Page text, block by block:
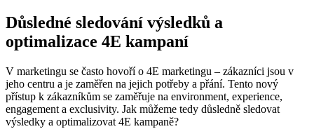
Důsledné sledování výsledků a
optimalizace 4E kampaní
V marketingu se často hovoří o 4E marketingu – zákazníci jsou v
jeho centru a je zaměřen na jejich potřeby a přání. Tento nový
přístup k zákazníkům se zaměřuje na environment, experience,
engagement a exclusivity. Jak můžeme tedy důsledně sledovat
výsledky a optimalizovat 4E kampaně?